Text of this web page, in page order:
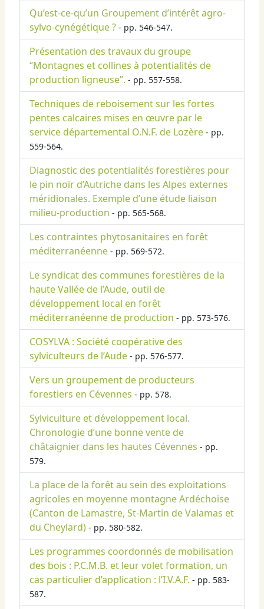
Qu’est-ce-qu’un Groupement d’intérêt agro-
sylvo-cynégétique ? - pp. 546-547.
Présentation des travaux du groupe
“Montagnes et collines à potentialités de
production ligneuse”. - pp. 557-558.
Techniques de reboisement sur les fortes
pentes calcaires mises en œuvre par le
service départemental O.N.F. de Lozère - pp.
559-564.
Diagnostic des potentialités forestières pour
le pin noir d’Autriche dans les Alpes externes
méridionales. Exemple d’une étude liaison
milieu-production - pp. 565-568.
Les contraintes phytosanitaires en forêt
méditerranéenne - pp. 569-572.
Le syndicat des communes forestières de la
haute Vallée de l’Aude, outil de
développement local en forêt
méditerranéenne de production - pp. 573-576.
COSYLVA : Société coopérative des
sylviculteurs de l’Aude - pp. 576-577.
Vers un groupement de producteurs
forestiers en Cévennes - pp. 578.
Sylviculture et développement local.
Chronologie d’une bonne vente de
châtaignier dans les hautes Cévennes - pp.
579.
La place de la forêt au sein des exploitations
agricoles en moyenne montagne Ardéchoise
(Canton de Lamastre, St-Martin de Valamas et
du Cheylard) - pp. 580-582.
Les programmes coordonnés de mobilisation
des bois : P.C.M.B. et leur volet formation, un
cas particulier d’application : l’I.V.A.F. - pp. 583-
587.